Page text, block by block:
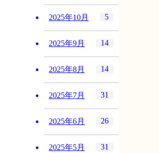
2025年10月 5
2025年9月 14
2025年8月 14
2025年7月 31
2025年6月 26
2025年5月 31